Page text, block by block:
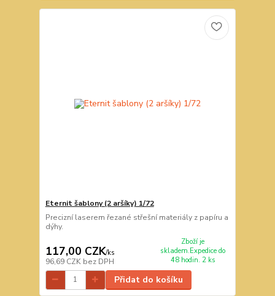
Eternit šablony (2 aršíky) 1/72
Precizní laserem řezané střešní materiály z papíru a
dýhy.
117,00 CZK/ks
96,69 CZK bez DPH
Zboží je
skladem.Expedice do
48 hodin. 2 ks
Přidat do košíku